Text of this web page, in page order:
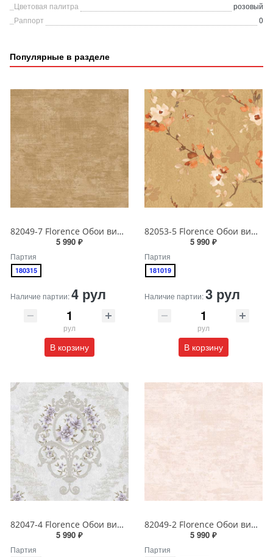
_Цветовая палитра
розовый
_Раппорт
0
Популярные в разделе
82049-7 Florence Обои виниловые на бумажной основе 1.06*15.6
5 990 ₽
Партия
180315
Наличие партии:4 рул
рул
В корзину
82053-5 Florence Обои виниловые на бумажной основе 1.06*15.6
5 990 ₽
Партия
181019
Наличие партии:3 рул
рул
В корзину
82047-4 Florence Обои виниловые на бумажной основе 1.06*15.6
5 990 ₽
Партия
82049-2 Florence Обои виниловые на бумажной основе 1.06*15.6
5 990 ₽
Партия